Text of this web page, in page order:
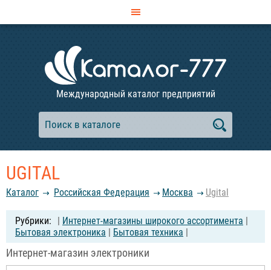
Международный каталог предприятий
UGITAL
Каталог Российcкая Федерация Москва Ugital
| Интернет-магазины широкого ассортимента |
Бытовая электроника | Бытовая техника |
Интернет-магазин электроники